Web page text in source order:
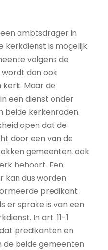
ambtsdrager in
kerkdienst is mogelijk.
volgens de
wordt dan ook
Maar de
een dienst onder
beide kerkenraden.
open dat de
door een van de
gemeenten, ook
behoort. Een
kan dus worden
predikant
er sprake is van een
In art. 11-1
predikanten en
de beide gemeenten